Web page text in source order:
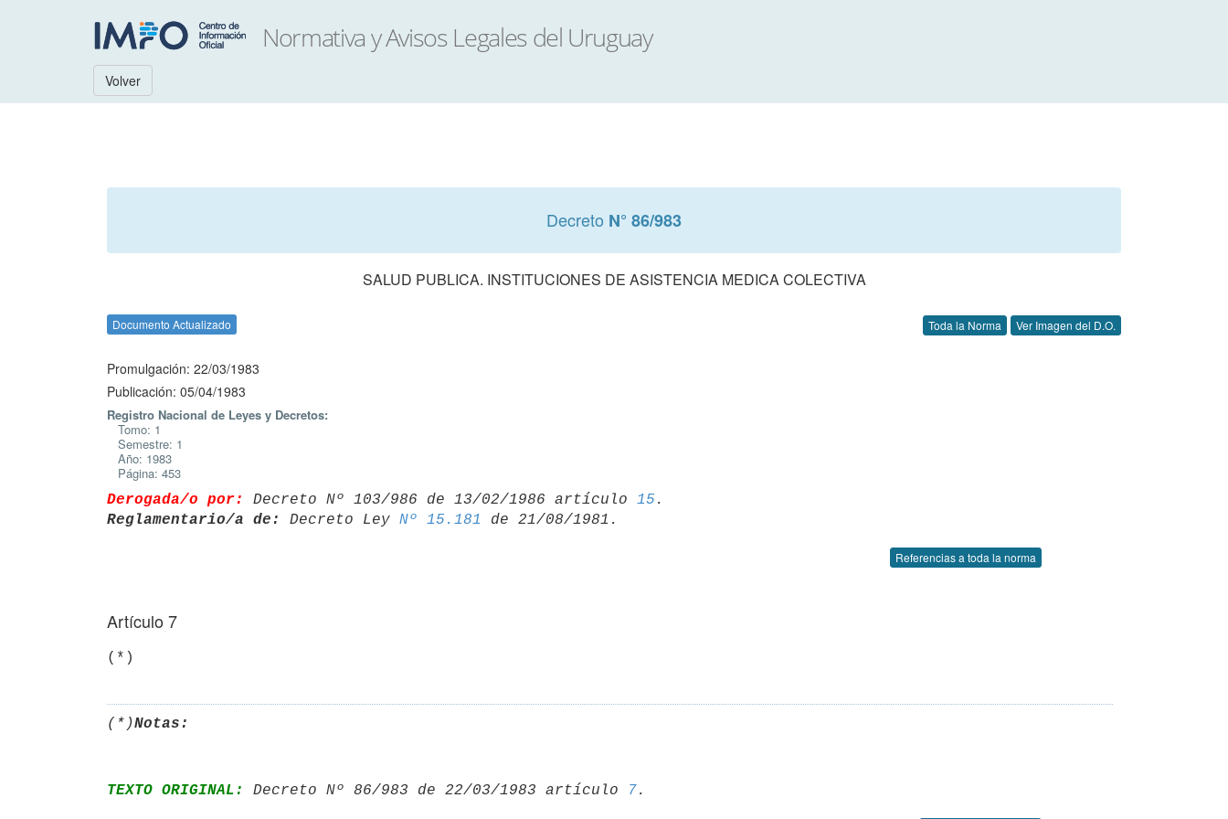
Volver
Decreto N° 86/983
SALUD PUBLICA. INSTITUCIONES DE ASISTENCIA MEDICA COLECTIVA
Documento Actualizado Toda la Norma Ver Imagen del D.O.
Promulgación: 22/03/1983
Publicación: 05/04/1983
Registro Nacional de Leyes y Decretos:
Tomo: 1
Semestre: 1
Año: 1983
Página: 453
Derogada/o por: Decreto Nº 103/986 de 13/02/1986 artículo 15
Reglamentario/a de:
Decreto Ley Nº 15.181
Referencias a toda la norma
Artículo 7
(*)Notas:
TEXTO ORIGINAL: Decreto Nº 86/983 de 22/03/1983 artículo 7